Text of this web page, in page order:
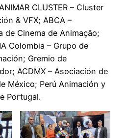
CLUSTER – Cluster
& VFX; ABCA –
de Cinema de Animação;
Colombia – Grupo de
Gremio de
ACDMX – Asociación de
México; Perú Animación y
Portugal.